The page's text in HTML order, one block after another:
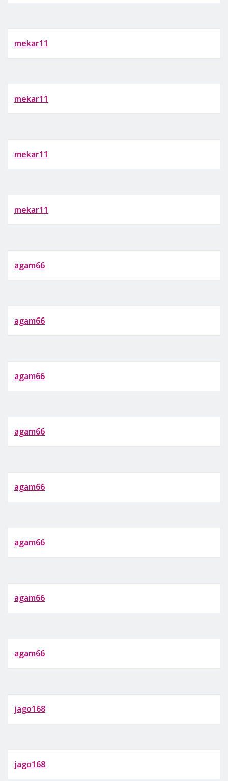
mekar11
mekar11
mekar11
mekar11
agam66
agam66
agam66
agam66
agam66
agam66
agam66
agam66
jago168
jago168